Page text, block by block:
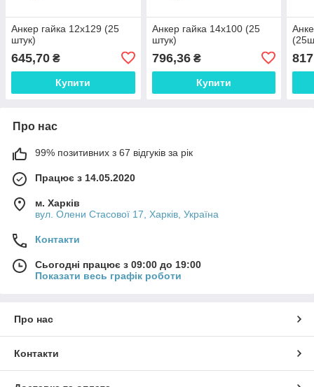
Анкер гайка 12x129 (25
штук)
645,70 ₴
Купити
Анкер гайка 14x100 (25
штук)
796,36₴
Купити
Про нас
99% позитивних з 67 відгуків за рік
Працює з 14.05.2020
м. Харків
вул. Олени Стасової 17, Харків, Україна
Контакти
Сьогодні працює з 09:00 до 19:00
Показати весь графік роботи
Про нас
Контакти